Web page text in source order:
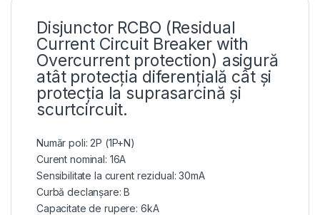
Disjunctor RCBO (Residual
Current Circuit Breaker with
Overcurrent protection) asigură
atât protecția diferențială cât și
protecția la suprasarcină și
scurtcircuit.
Număr poli: 2P (1P+N)
Curent nominal: 16A
Sensibilitate la curent rezidual: 30mA
Curbă declanșare: B
Capacitate de rupere: 6kA